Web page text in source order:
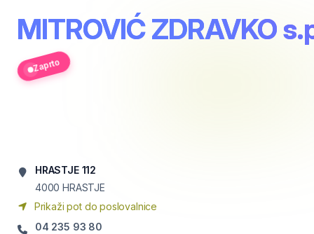
MITROVIĆ ZDRAVKO
Zaprto
HRASTJE 112
4000 HRASTJE
Prikaži pot do poslovalnice
04 235 93 80